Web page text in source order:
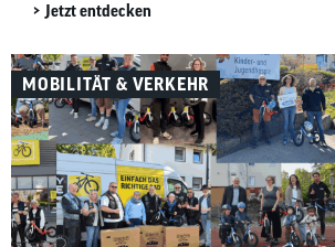
Getriebemotoren vorgestellt, die etablierte
wollen.
Jetzt entdecken
MOBILITÄT & VERKEHR